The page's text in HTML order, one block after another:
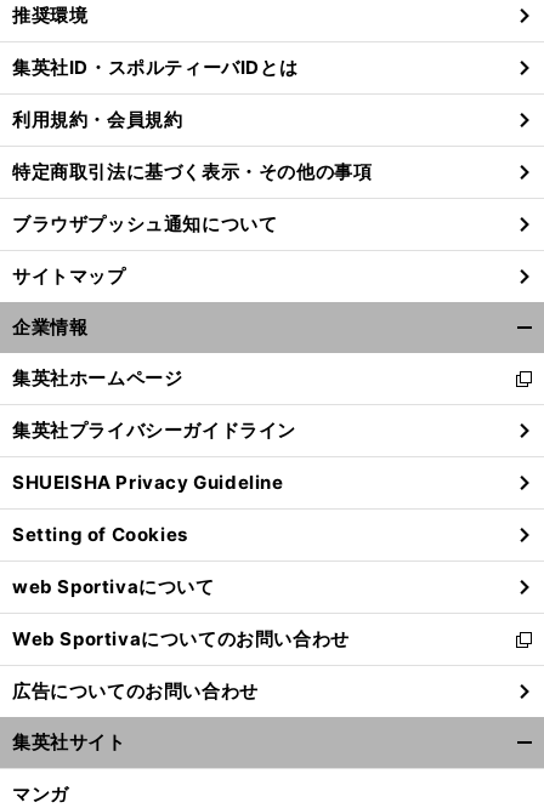
閉
る
推奨環境
集英社ID・スポルティーバIDとは
利用規約・会員規約
特定商取引法に基づく表示・その他の事項
ブラウザプッシュ通知について
サイトマップ
企業情報
閉
る
集英社ホームページ
新
し
い
ウ
ィ
ン
ド
ウ
で
開
く
集英社プライバシーガイドライン
SHUEISHA Privacy Guideline
Setting of Cookies
web Sportivaについて
Web Sportivaについてのお問い合わせ
新
し
い
ウ
ィ
ン
広告についてのお問い合わせ
集英社サイト
マンガ